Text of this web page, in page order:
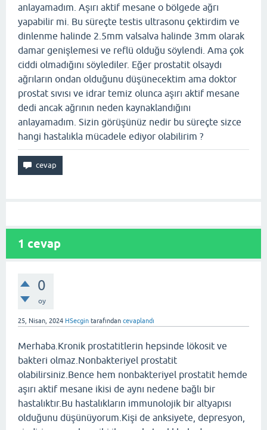
anlayamadım. Aşırı aktif mesane o bölgede ağrı
yapabilir mi. Bu süreçte testis ultrasonu çektirdim ve
dinlenme halinde 2.5mm valsalva halinde 3mm olarak
damar genişlemesi ve reflü olduğu söylendi. Ama çok
ciddi olmadığını söylediler. Eğer prostatit olsaydı
ağrıların ondan olduğunu düşünecektim ama doktor
prostat sıvısı ve idrar temiz olunca aşırı aktif mesane
dedi ancak ağrının neden kaynaklandığını
anlayamadım. Sizin görüşünüz nedir bu süreçte sizce
hangi hastalıkla mücadele ediyor olabilirim ?
1 cevap
0
oy
25, Nisan, 2024 HSecgin tarafından cevaplandı
Merhaba.Kronik prostatitlerin hepsinde lökosit ve
bakteri olmaz.Nonbakteriyel prostatit
olabilirsiniz.Bence hem nonbakteriyel prostatit hemde
aşırı aktif mesane ikisi de aynı nedene bağlı bir
hastalıktır.Bu hastalıkların immunolojik bir altyapısı
olduğunu düşünüyorum.Kişi de anksiyete, depresyon,